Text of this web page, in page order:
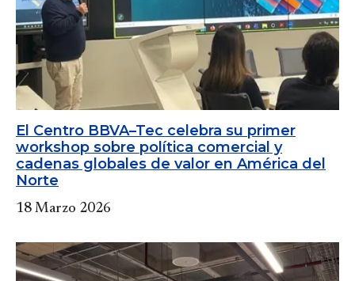
El Centro BBVA–Tec celebra su primer
workshop sobre política comercial y
cadenas globales de valor en América del
Norte
18 Marzo 2026